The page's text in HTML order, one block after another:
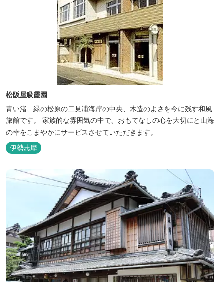
松阪屋吸霞園
青い渚、緑の松原の二見浦海岸の中央、木造のよさを今に残す和風
旅館です。 家族的な雰囲気の中で、おもてなしの心を大切にと山海
の幸をこまやかにサービスさせていただきます。
伊勢志摩